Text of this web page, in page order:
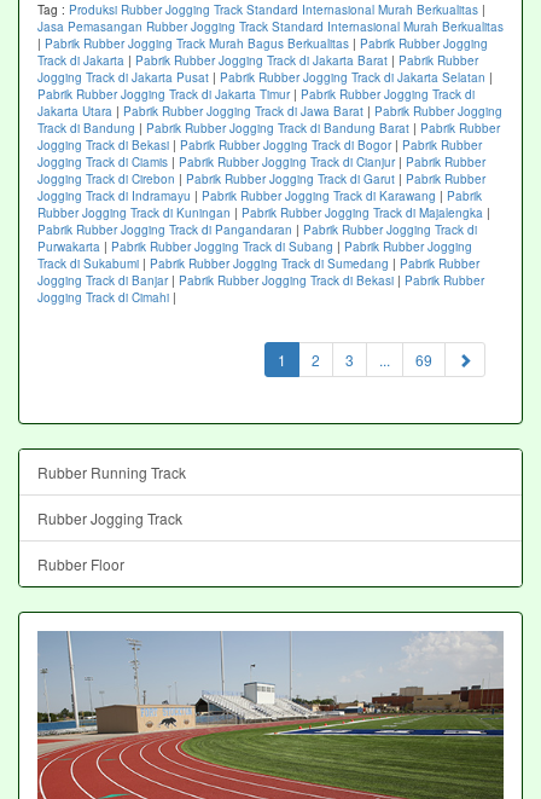
Tag : Produksi Rubber Jogging Track Standard Internasional Murah Berkualitas |
Jasa Pemasangan Rubber Jogging Track Standard Internasional Murah Berkualitas
| Pabrik Rubber Jogging Track Murah Bagus Berkualitas | Pabrik Rubber Jogging
Track di Jakarta | Pabrik Rubber Jogging Track di Jakarta Barat | Pabrik Rubber
Jogging Track di Jakarta Pusat | Pabrik Rubber Jogging Track di Jakarta Selatan |
Pabrik Rubber Jogging Track di Jakarta Timur| Pabrik Rubber Jogging Track di
Jakarta Utara | Pabrik Rubber Jogging Track di Jawa Barat | Pabrik Rubber Jogging
Track di Bandung | Pabrik Rubber Jogging Track di Bandung Barat | Pabrik Rubber
Jogging Track di Bekasi | Pabrik Rubber Jogging Track di Bogor| Pabrik Rubber
Jogging Track di Ciamis | Pabrik Rubber Jogging Track di Cianjur| Pabrik Rubber
Jogging Track di Cirebon | Pabrik Rubber Jogging Track di Garut | Pabrik Rubber
Jogging Track di Indramayu | Pabrik Rubber Jogging Track di Karawang | Pabrik
Rubber Jogging Track di Kuningan | Pabrik Rubber Jogging Track di Majalengka |
Pabrik Rubber Jogging Track di Pangandaran | Pabrik Rubber Jogging Track di
Purwakarta | Pabrik Rubber Jogging Track di Subang | Pabrik Rubber Jogging
Track di Sukabumi | Pabrik Rubber Jogging Track di Sumedang | Pabrik Rubber
Jogging Track di Banjar| Pabrik Rubber Jogging Track di Bekasi | Pabrik Rubber
Jogging Track di Cimahi |
1 (current)
2 3 ... 69
Rubber Running Track
Rubber Jogging Track
Rubber Floor